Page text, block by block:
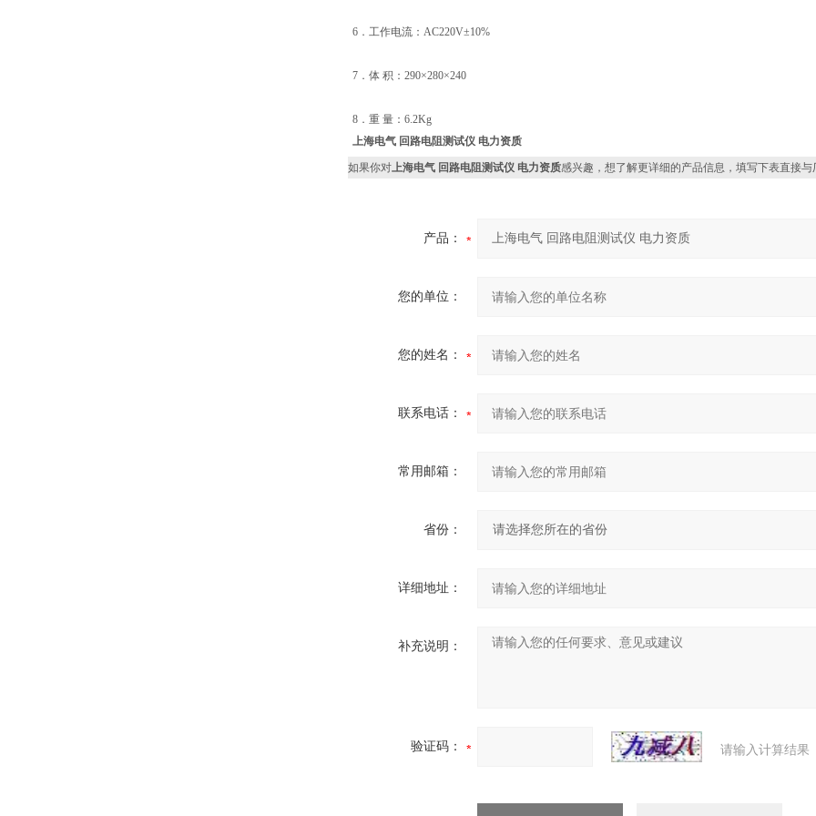
6．工作电流：AC220V±10%
7．体 积：290×280×240
8．重 量：6.2Kg
上海电气 回路电阻测试仪 电力资质
如果你对上海电气 回路电阻测试仪 电力资质感兴趣，想了解更详细的产品信息，填写下表直接与
产品：
您的单位：
您的姓名：
联系电话：
常用邮箱：
省份：
详细地址：
补充说明：
验证码： 请输入计算结果